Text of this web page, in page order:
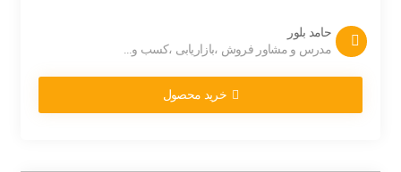
حامد بلور
مدرس و مشاور فروش ،بازاریابی ،کسب و...
خرید محصول